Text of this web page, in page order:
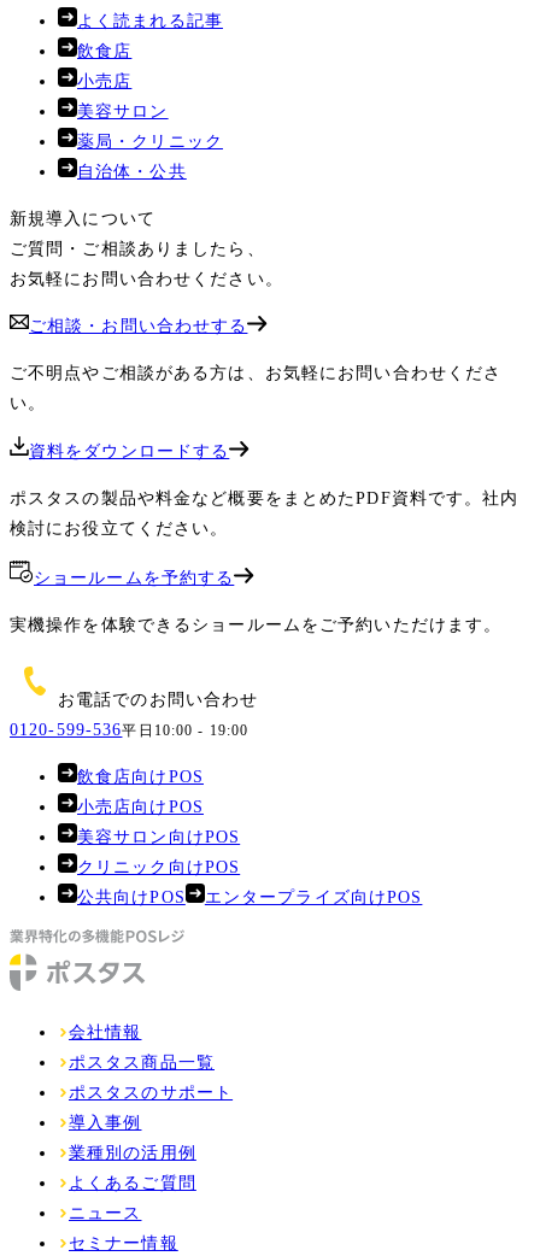
よく読まれる記事
飲食店
小売店
美容サロン
薬局・クリニック
自治体・公共
新規導入について
ご質問・ご相談ありましたら、
お気軽にお問い合わせください。
ご相談・お問い合わせする
ご不明点やご相談がある方は、お気軽にお問い合わせくださ
い。
資料をダウンロードする
ポスタスの製品や料金など概要をまとめたPDF資料です。社内
検討にお役立てください。
ショールームを予約する
実機操作を体験できるショールームをご予約いただけます。
お電話でのお問い合わせ
0120-599-536平日10:00 - 19:00
飲食店向けPOS
小売店向けPOS
美容サロン向けPOS
クリニック向けPOS
公共向けPOS
エンタープライズ向けPOS
会社情報
ポスタス商品一覧
ポスタスのサポート
導入事例
業種別の活用例
よくあるご質問
ニュース
セミナー情報